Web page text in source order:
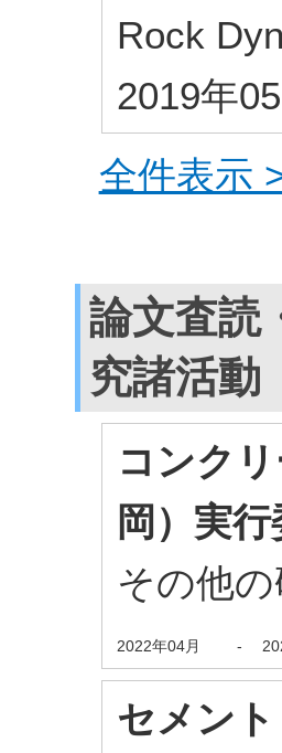
Rock
2019年
全件表示
論文査読
究諸活動
コンク
岡）実
その他
2022年04月 -
セメン